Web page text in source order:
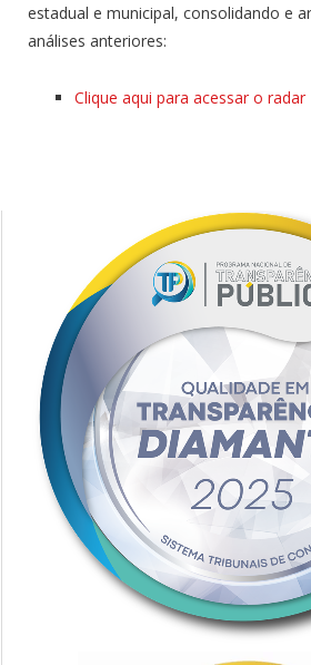
estadual e municipal, consolidando e
análises anteriores:
Clique aqui para acessar o radar